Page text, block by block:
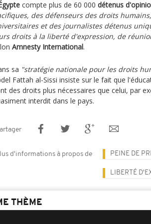
compte plus de 60 000 détenus
des défenseurs des droits
et des journalistes détenus
droits à la liberté d'expression, de
Amnesty International.
sa "stratégie nationale pour les droits
Fattah al-Sissi insiste sur le fait que
des droits plus nécessaires que celui, par
interdit dans le pays.
d'informations à propos de PEINE DE
LIBERTÉ
THÈME